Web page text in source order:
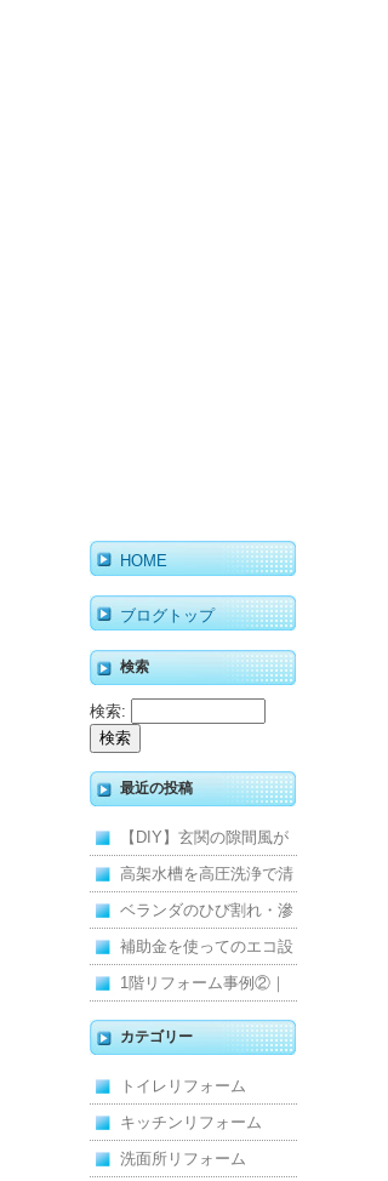
HOME
ブログトップ
検索
検索:
最近の投稿
【DIY】玄関の隙間風が
寒くて断熱ドアに交換し
ました
高架水槽を高圧洗浄で清
掃！衛生的な給水環境を
維持｜施工事例
ベランダのひび割れ・滲
みを解消！賃貸マンショ
ン防水工事
補助金を使ってのエコ設
備住宅リフォーム
1階リフォーム事例②｜
キッチン・床・収納を一
新し、扉新設で動線を整
えた全面改修
カテゴリー
トイレリフォーム
キッチンリフォーム
洗面所リフォーム